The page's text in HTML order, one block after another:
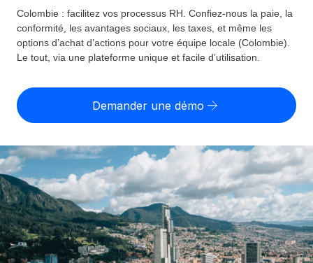
Paie multipays
Gérez la paie facilement et en toute conformité
Employer of record
entités
Gestion des freelances
Intégrez et gérez vos freelances partout dans le monde
PEO
Sous-traitez les opérations complexes liées à l’emploi
COUVERTURE MONDIALE
Explorateur de pays
Toutes les informations sur l’emploi à l’international,
Explorateur des États-Unis (par État)
Simplifiez l’embauche à travers les différents États des
Comparer Remote
Examinez notre service par rapport aux autres
CROISSANCE
Start-ups
Ressources
OUTILS & CALCULATEURS
Évaluez le risque de requalification de contrat par pays
Calculez le coût total des employés dans n’importe quel
pays
Calculateur de paiement des freelances
Découvrez les devises disponibles et les vitesses de
paiement pour vos freelances internationaux
Tarification
English
Nederlands
Français
Deutsch
Connexion
Colombie : facilitez vos processus RH. Confiez-nous la paie, la
conformité, les avantages sociaux, les taxes, et même les
options d’achat d’actions pour votre équipe locale (Colombie).
Le tout, via une plateforme unique et facile d’utilisation.
Demander une démo